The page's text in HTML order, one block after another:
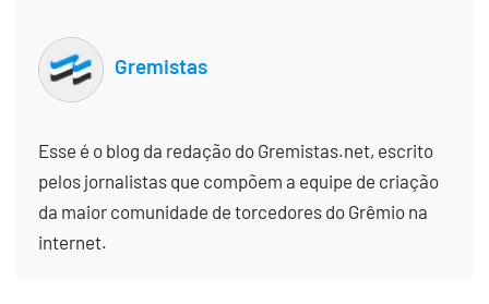
Gremistas
Esse é o blog da redação do Gremistas.net, escrito
pelos jornalistas que compõem a equipe de criação
da maior comunidade de torcedores do Grêmio na
internet.